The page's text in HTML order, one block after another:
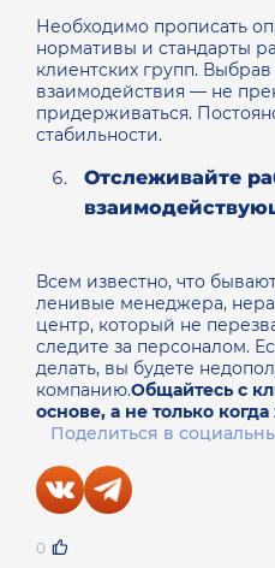
Необходимо прописать
нормативы и стандарты
клиентских групп.
взаимодействия — не
придерживаться.
стабильности.
Отслеживайте
Всем известно, что
ленивые менеджера,
центр, который не
следите за персоналом.
делать, вы будете
компанию.Общайтесь с
основе, а не только
Поделиться в
0